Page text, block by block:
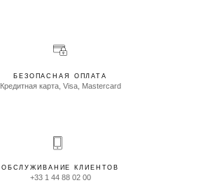
БЕЗОПАСНАЯ ОПЛАТА
Кредитная карта, Visa, Mastercard
ОБСЛУЖИВАНИЕ КЛИЕНТОВ
+33 1 44 88 02 00